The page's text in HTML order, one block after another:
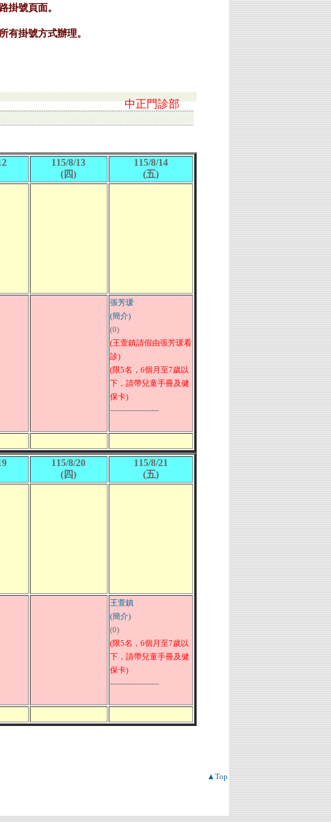
中正門診部
115/8/13
(四)
115/8/14
(五)
張芳瑗
(簡介)
(0)
(王萱鎮請假由張芳瑗看
診)
(限5名，6個月至7歲以
下，請帶兒童手冊及健
保卡)
--------------------
115/8/20
(四)
115/8/21
(五)
王萱鎮
(簡介)
(0)
(限5名，6個月至7歲以
下，請帶兒童手冊及健
保卡)
--------------------
▲Top